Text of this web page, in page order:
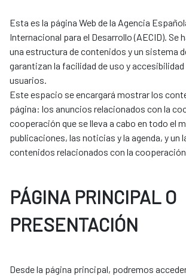
Esta es la página Web de la Agencia
Internacional para el Desarrollo (AECID). Se
una estructura de contenidos y un sistema
garantizan la facilidad de uso y
usuarios.
Este espacio se encargará mostrar los
página: los anuncios relacionados con la
cooperación que se lleva a cabo en todo el
publicaciones, las noticias y la agenda, y un
contenidos relacionados con la
PÁGINA PRINCIPAL O
PRESENTACIÓN
Desde la página principal, podremos